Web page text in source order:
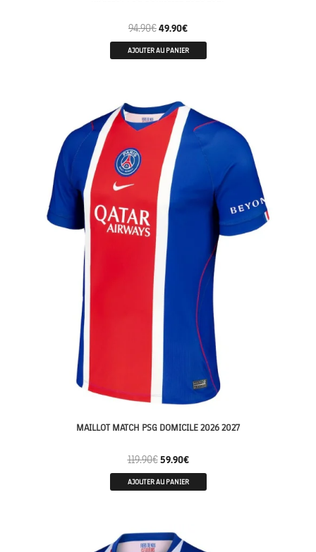
94.90€49.90€
AJOUTER AU PANIER
MAILLOT MATCH PSG DOMICILE 2026 2027
119.90€ 59.90€
AJOUTER AU PANIER